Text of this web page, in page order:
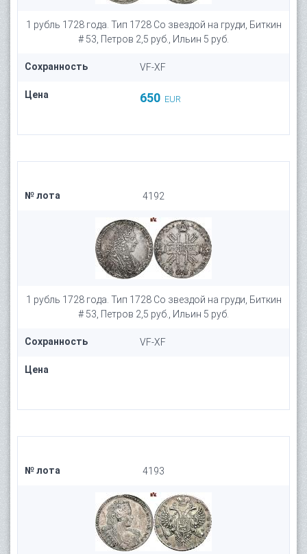
1 рубль 1728 года. Тип 1728 Со звездой на груди, Биткин
# 53, Петров 2,5 руб., Ильин 5 руб.
Сохранность VF-XF
Цена 650 EUR
№ лота 4192
1 рубль 1728 года. Тип 1728 Со звездой на груди, Биткин
# 53, Петров 2,5 руб., Ильин 5 руб.
Сохранность VF-XF
Цена
№ лота 4193